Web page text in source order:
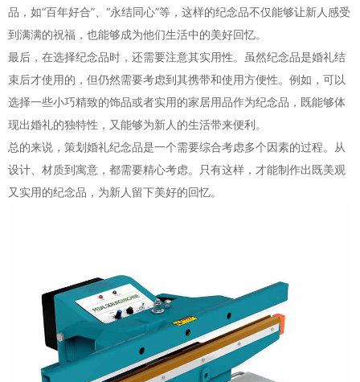
品，如“百年好合”、“永结同心”等，这样的纪念品不仅能够让新人感受
到满满的祝福，也能够成为他们生活中的美好回忆。
最后，在选择纪念品时，还需要注意其实用性。虽然纪念品是婚礼结
束后才使用的，但仍然需要考虑到其携带和使用方便性。例如，可以
选择一些小巧精致的饰品或者实用的家居用品作为纪念品，既能够体
现出婚礼的独特性，又能够为新人的生活带来便利。
总的来说，策划婚礼纪念品是一个需要综合考虑多个因素的过程。从
设计、材质到寓意，都需要精心考虑。只有这样，才能制作出既美观
又实用的纪念品，为新人留下美好的回忆。